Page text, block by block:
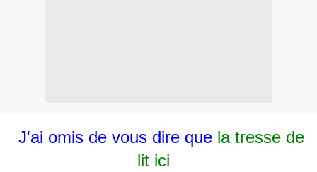
J'ai omis de vous dire quela tresse de
lit ici